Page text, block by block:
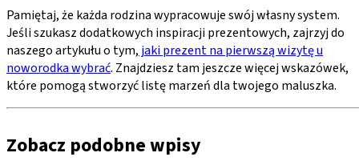
Pamiętaj, że każda rodzina wypracowuje swój własny system.
Jeśli szukasz dodatkowych inspiracji prezentowych, zajrzyj do
naszego artykułu o tym, jaki prezent na pierwszą wizytę u
noworodka wybrać. Znajdziesz tam jeszcze więcej wskazówek,
które pomogą stworzyć listę marzeń dla twojego maluszka.
Zobacz podobne wpisy